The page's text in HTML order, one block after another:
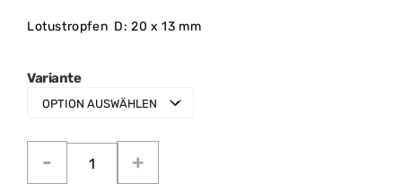
Lotustropfen D: 20 x 13 mm
Variante